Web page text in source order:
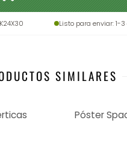
Listo para enviar: 1-
SIMILARES
Póster